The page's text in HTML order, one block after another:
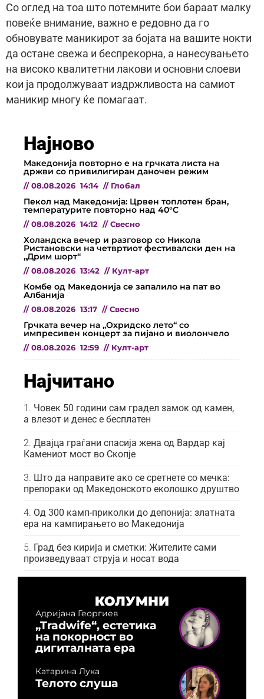
Со оглед на тоа што потемните бои бараат малку
повеќе внимание, важно е редовно да го
обновувате маникирот за бојата на вашите нокти
да остане свежа и беспрекорна, а нанесувањето
на високо квалитетни лакови и основни слоеви
кои ја продолжуваат издржливоста на самиот
маникир многу ќе помагаат.
Најново
Македонија повторно е на грчката листа на
држви со привилигиран даночен режим
// 08.08.2026 14:14 // Глобал
Пекол над Македонија: Црвен топлотен бран,
температурите повторно над 40°C
// 08.08.2026 14:12 // Свесно
Холандска вечер и разговор со Никола
Ристановски на четвртиот фестивалски ден на
„Дрим шорт“
// 08.08.2026 13:42 // Култ-арт
Комбе од Македонија се запалило на пат во
Албанија
// 08.08.2026 13:17 // Свесно
Грчката вечер на „Охридско лето“ со
импресивен концерт за пијано и виолончело
// 08.08.2026 12:59 // Култ-арт
Најчитано
Човек 50 години сам градел замок од камен,
а влезот и денес е бесплатен
Двајца граѓани спасија жена од Вардар кај
Камениот мост во Скопје
Што да направите ако се сретнете со мечка:
препораки од Македонското еколошко друштво
Од 300 камп-приколки до депонија: златната
ера на кампирањето во Македонија
Град без кирија и сметки: Жителите сами
произведуваат струја и носат вода
КОЛУМНИ
Адријана Георгиев
„Tradwife“, естетика
на покорност во
дигиталната ера
Катарина Лука
Телото слуша